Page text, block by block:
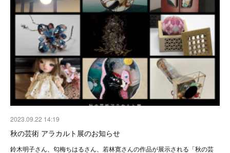
2023.09.22 14:19
秋の芸術 アラカルト展のお知らせ
鈴木明子さん、匂梅ちはるさん、若林寛さんの作品が展示される「秋の芸